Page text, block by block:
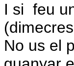
I si feu
No us el